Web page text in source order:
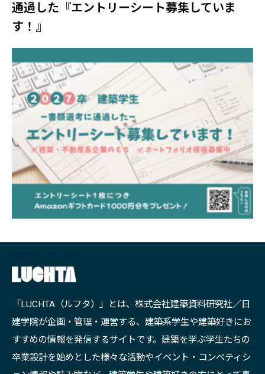
通過した『エントリーシート募集していま
す！』
「LUCHTA（ルフタ）」とは、株式会社建築資料研究社／日
建学院が企画・管理・運営する、建築系学生や建築好きにお
すすめの情報を発信するサイトです。建築を学ぶ学生たちの
卒業設計を始めとした様々な活動やイベント・コンペティシ